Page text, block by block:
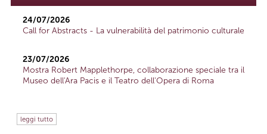
24/07/2026
Call for Abstracts - La vulnerabilità del patrimonio culturale
23/07/2026
Mostra Robert Mapplethorpe, collaborazione speciale tra il
Museo dell'Ara Pacis e il Teatro dell'Opera di Roma
leggi tutto